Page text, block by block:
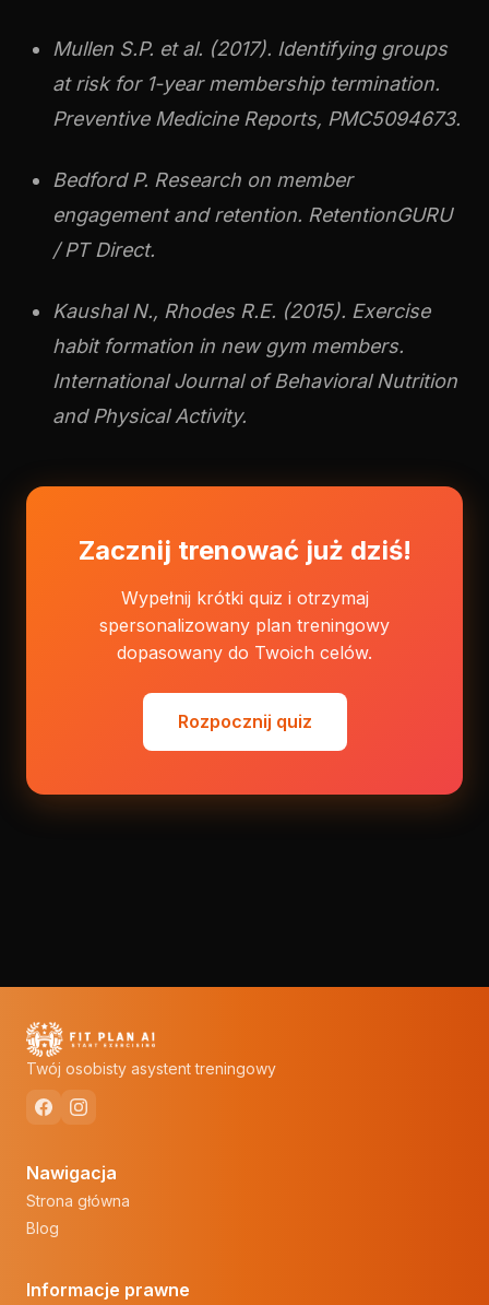
Mullen S.P. et al. (2017). Identifying groups
at risk for 1-year membership termination.
Preventive Medicine Reports, PMC5094673.
Bedford P. Research on member
engagement and retention. RetentionGURU
/ PT Direct.
Kaushal N., Rhodes R.E. (2015). Exercise
habit formation in new gym members.
International Journal of Behavioral Nutrition
and Physical Activity.
Zacznij trenować już dziś!
Wypełnij krótki quiz i otrzymaj
spersonalizowany plan treningowy
dopasowany do Twoich celów.
Rozpocznij quiz
Twój osobisty asystent treningowy
Nawigacja
Strona główna
Blog
Informacje prawne